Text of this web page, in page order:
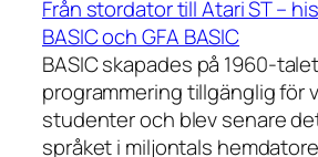
Från stordator till Atari ST –
BASIC och GFA BASIC
BASIC skapades på 1960-
programmering tillgänglig för
studenter och blev senare
språket i miljontals